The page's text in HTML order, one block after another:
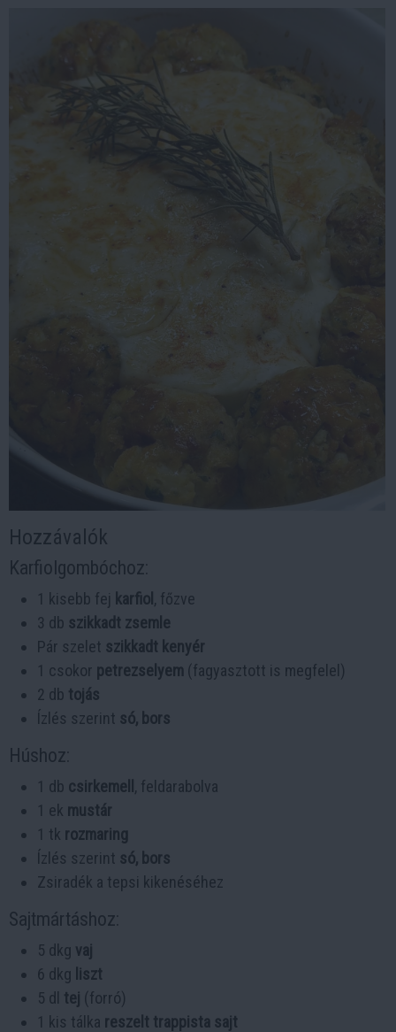
Hozzávalók
Karfiolgombóchoz:
1 kisebb fej karfiol , főzve
3 db szikkadt zsemle
Pár szelet szikkadt kenyér
1 csokor petrezselyem (fagyasztott is megfelel)
2 db tojás
Ízlés szerint só, bors
Húshoz:
1 db csirkemell , feldarabolva
1 ek mustár
1 tk rozmaring
Ízlés szerint só, bors
Zsiradék a tepsi kikenéséhez
Sajtmártáshoz:
5 dkg vaj
6 dkg
liszt
5 dl tej (forró)
1 kis tálka reszelt trappista sajt